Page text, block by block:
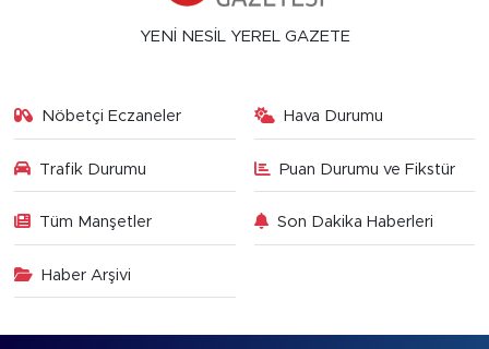
YENİ NESİL YEREL GAZETE
Nöbetçi Eczaneler Hava Durumu
Trafik Durumu Puan Durumu ve Fikstür
Tüm Manşetler Son Dakika Haberleri
Haber Arşivi